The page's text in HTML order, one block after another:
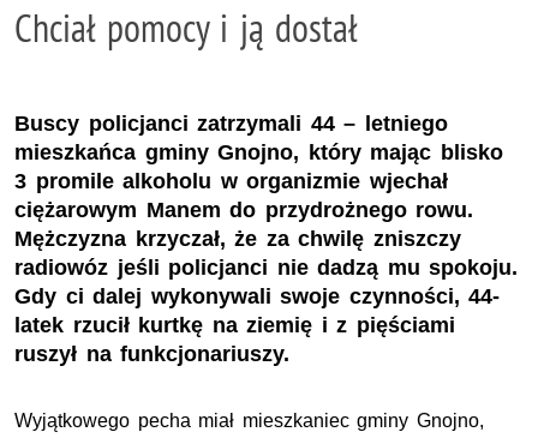
Chciał pomocy i ją dostał
Buscy policjanci zatrzymali 44 – letniego
mieszkańca gminy Gnojno, który mając blisko
3 promile alkoholu w organizmie wjechał
ciężarowym Manem do przydrożnego rowu.
Mężczyzna krzyczał, że za chwilę zniszczy
radiowóz jeśli policjanci nie dadzą mu spokoju.
Gdy ci dalej wykonywali swoje czynności, 44-
latek rzucił kurtkę na ziemię i z pięściami
ruszył na funkcjonariuszy.
Wyjątkowego pecha miał mieszkaniec gminy Gnojno,